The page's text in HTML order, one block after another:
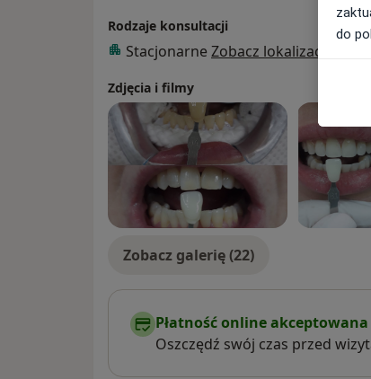
Rodzaje konsultacji
Stacjonarne Zobacz lokalizacje (1)
Zdjęcia i filmy
Zobacz galerię (22)
Płatność online akceptowana
Oszczędź swój czas przed
do